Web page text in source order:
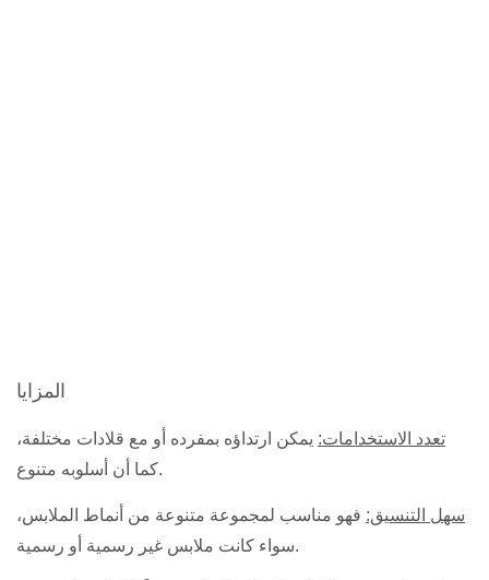
المزايا
تعدد الاستخدامات: يمكن ارتداؤه بمفرده أو مع قلادات مختلفة،
كما أن أسلوبه متنوع.
سهل التنسيق: فهو مناسب لمجموعة متنوعة من أنماط الملابس،
سواء كانت ملابس غير رسمية أو رسمية.